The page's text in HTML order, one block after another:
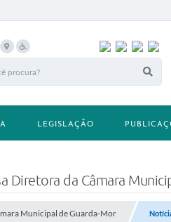
LEGISLAÇÃO
Diretora da Câmara
Municipal de Guarda-Mor